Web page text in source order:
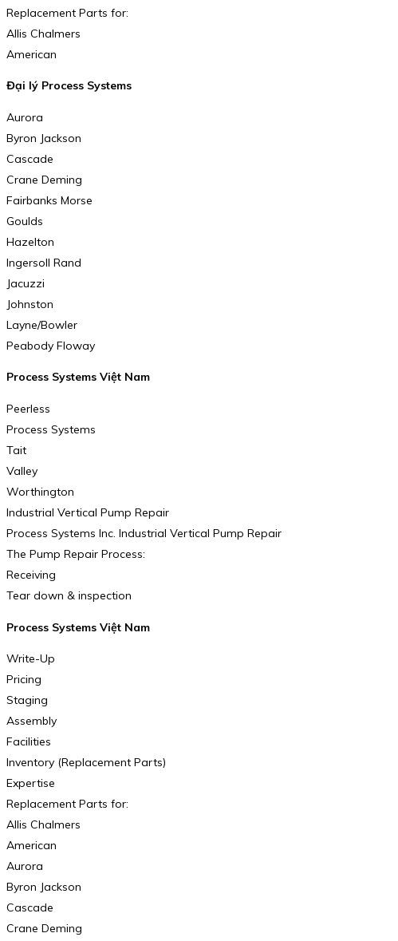
Replacement Parts for:
Allis Chalmers
American
Đại lý Process Systems
Aurora
Byron Jackson
Cascade
Crane Deming
Fairbanks Morse
Goulds
Hazelton
Ingersoll Rand
Jacuzzi
Johnston
Layne/Bowler
Peabody Floway
Process Systems Việt Nam
Peerless
Process Systems
Tait
Valley
Worthington
Industrial Vertical Pump Repair
Process Systems Inc. Industrial Vertical Pump Repair
The Pump Repair Process:
Receiving
Tear down & inspection
Process Systems Việt Nam
Write-Up
Pricing
Staging
Assembly
Facilities
Inventory (Replacement Parts)
Expertise
Replacement Parts for:
Allis Chalmers
American
Aurora
Byron Jackson
Cascade
Crane Deming